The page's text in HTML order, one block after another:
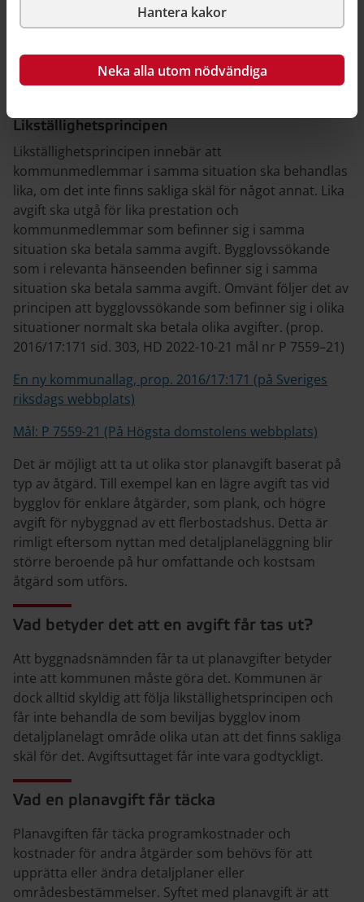
Hantera kakor
Neka alla utom nödvändiga
betydelse. Det innebär att kommunens totala intäkter
kostnader för arbete med detaljplaneläggning.
Kostnaderna för att ta fram en enskild detaljplan har
Likställighetsprincipen
Likställighetsprincipen innebär att
kommunmedlemmar i samma situation ska behandlas
lika, om det inte finns sakliga skäl för något annat. Lika
avgift ska utgå för lika prestation och
kommunmedlemmar som befinner sig i samma
situation ska betala samma avgift. Bygglovssökande
som i relevanta hänseenden befinner sig i samma
situation ska betala samma avgift. Omvänt följer det av
principen att bygglovssökande som befinner sig i olika
situationer normalt ska betala olika avgifter. (prop.
2016/17:171 sid. 303, HD 2022-10-21 mål nr P 7559–21)
En ny kommunallag, prop. 2016/17:171 (på Sveriges
riksdags webbplats)
Mål: P 7559-21 (På Högsta domstolens webbplats)
Det är möjligt att ta ut olika stor planavgift baserat på
typ av åtgärd. Till exempel kan en lägre avgift tas vid
bygglov för enklare åtgärder, som plank, och högre
avgift för nybyggnad av ett flerbostadshus. Detta är
rimligt eftersom nyttan med detaljplaneläggning blir
större beroende på hur omfattande och kostsam
åtgärd som utförs.
Vad betyder det att en avgift får tas ut?
Att byggnadsnämnden får ta ut planavgifter betyder
inte att kommunen måste göra det. Kommunen är
dock alltid skyldig att följa likställighetsprincipen och
får inte behandla de som beviljas bygglov inom
detaljplanelagt område olika utan att det finns sakliga
skäl för det. Avgiftsuttaget får inte vara godtyckligt.
Vad en planavgift får täcka
Planavgiften får täcka programkostnader och
kostnader för andra åtgärder som behövs för att
upprätta eller ändra detaljplaner eller
områdesbestämmelser. Syftet med planavgift är att